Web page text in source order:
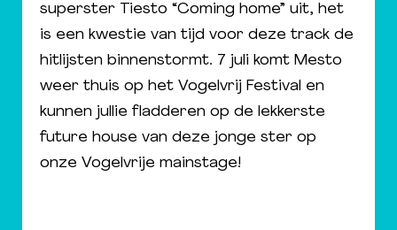
superster Tiesto “Coming home” uit, het
is een kwestie van tijd voor deze track de
hitlijsten binnenstormt. 7 juli komt Mesto
weer thuis op het Vogelvrij Festival en
kunnen jullie fladderen op de lekkerste
future house van deze jonge ster op
onze Vogelvrije mainstage!